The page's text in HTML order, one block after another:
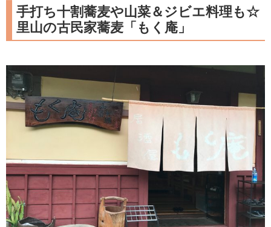
手打ち十割蕎麦や山菜＆ジビエ料理も☆
里山の古民家蕎麦「もく庵」